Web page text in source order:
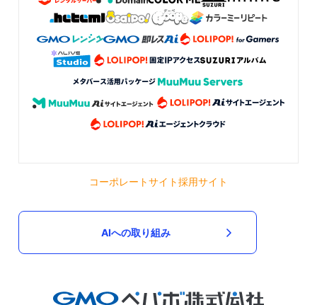
コーポレートサイト採用サイト
AIへの取り組み